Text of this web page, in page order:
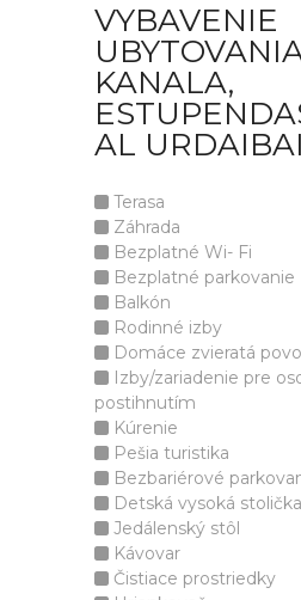
VYBAVENIE
KANALA,
AL URDAIBAI
Terasa
Záhrada
Bezplatné Wi- Fi
Bezplatné parkovanie
Balkón
Rodinné izby
Domáce zvieratá
Izby/zariadenie pre
postihnutím
Kúrenie
Pešia turistika
Bezbariérové
Detská vysoká stolička
Jedálenský stôl
Kávovar
Čistiace prostriedky